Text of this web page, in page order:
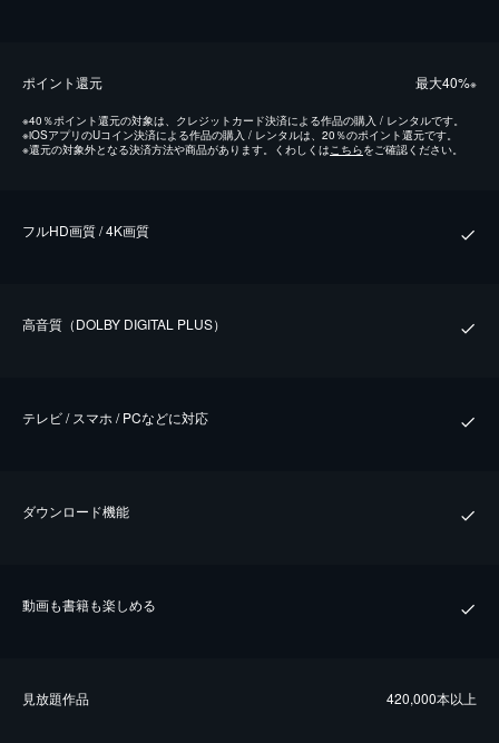
ポイント還元 最⼤40%※
※40％ポイント還元の対象は、クレジットカード決済による作品の購入 / レンタルです。
※iOSアプリのUコイン決済による作品の購入 / レンタルは、20％のポイント還元です。
※還元の対象外となる決済方法や商品があります。くわしくはこちらをご確認ください。
フルHD画質 / 4K画質
⾼⾳質（DOLBY DIGITAL PLUS）
テレビ / スマホ / PCなどに対応
ダウンロード機能
動画も書籍も楽しめる
⾒放題作品 420,000本以上